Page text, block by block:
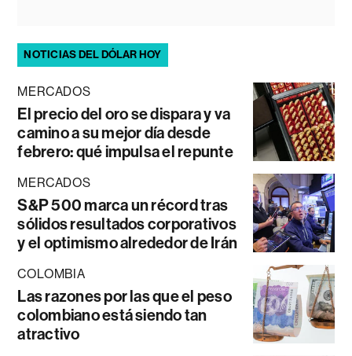
NOTICIAS DEL DÓLAR HOY
MERCADOS
El precio del oro se dispara y va
camino a su mejor día desde
febrero: qué impulsa el repunte
MERCADOS
S&P 500 marca un récord tras
sólidos resultados corporativos
y el optimismo alrededor de Irán
COLOMBIA
Las razones por las que el peso
colombiano está siendo tan
atractivo